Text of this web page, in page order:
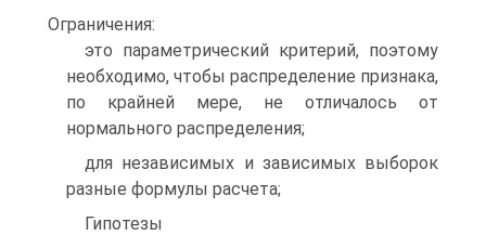
Ограничения:
это параметрический критерий, поэтому
необходимо, чтобы распределение признака,
по крайней мере, не отличалось от
нормального распределения;
для независимых и зависимых выборок
разные формулы расчета;
Гипотезы